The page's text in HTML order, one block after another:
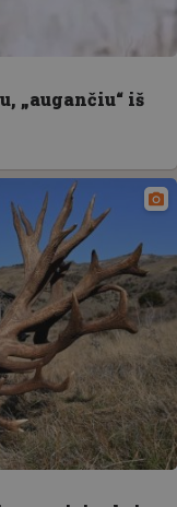
„augančiu“ iš